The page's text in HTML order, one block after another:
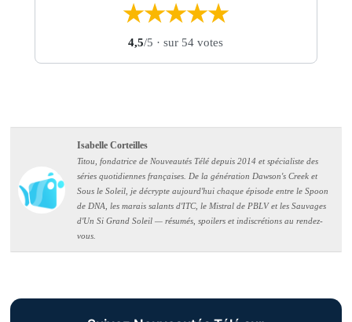
★★★★★
4,5/5 · sur 54 votes
Isabelle Corteilles
Titou, fondatrice de Nouveautés Télé depuis 2014 et spécialiste des
séries quotidiennes françaises. De la génération Dawson's Creek et
Sous le Soleil, je décrypte aujourd'hui chaque épisode entre le Spoon
de DNA, les marais salants d'ITC, le Mistral de PBLV et les Sauvages
d'Un Si Grand Soleil — résumés, spoilers et indiscrétions au rendez-
vous.